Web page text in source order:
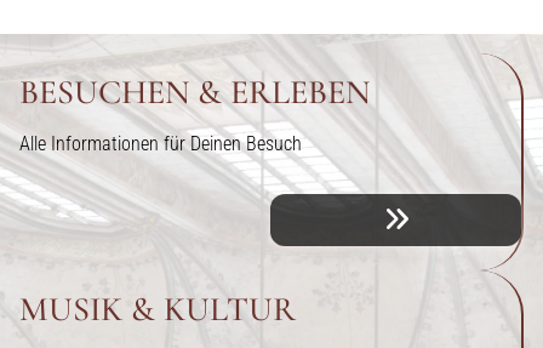
BESUCHEN & ERLEBEN
Alle Informationen für Deinen Besuch
MUSIK & KULTUR